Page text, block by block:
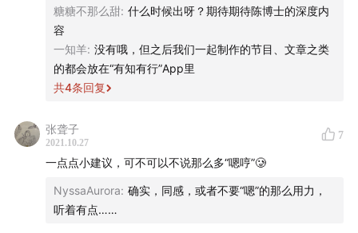
找到适合自己发挥长处的土壤、一个允许你试错并且在
你犯错的时候能拉你一把的环境，这样一来，你就可以
去尝试一些新的东西，往前突破了。
The best investment strategy is the one you can
你在最困难的时期也拿得住的那一种。)
对话中提到的金融界人士📝
大卫·布斯（David Booth）
知道团队，一定要知道客户，一定要知道why和what，要换
位思考，而不是自己主观地去想，这个要怎么做.
别人在和你协作交往时你就要给对方创造一个好的体验 别人
才更愿意和你交流 帮你的忙.
雨白：把自己当成一个Disney 给所有交往的人一个magical
的体验.
不是发文章的要求 而是对自己的要求 学习那种非常严谨的态
度.
糖糖不那么甜: 什么时候出呀？期待期待陈博士的深度内
容
一知羊: 没有哦，但之后我们一起制作的节目、文章之类
的都会放在“有知有行”App里
共4条回复
张聋子
2021.10.27
7
一点点小建议，可不可以不说那么多“嗯哼”🥲
NyssaAurora: 确实，同感，或者不要“嗯”的那么用力，
听着有点……